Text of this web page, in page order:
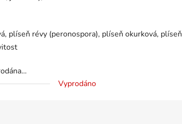
plíseň révy (peronospora), plíseň okurková, plíseň
Vyprodáno